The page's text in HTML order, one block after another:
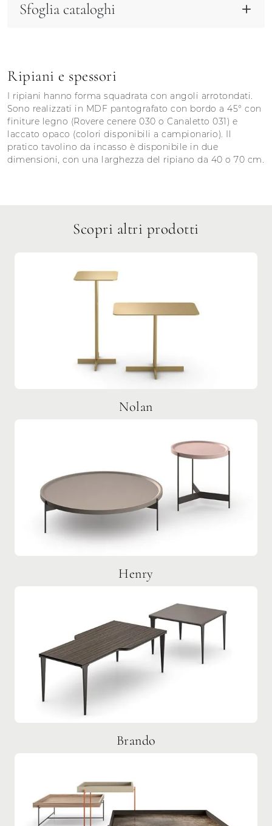
Ripiani e spessori
I ripiani hanno forma squadrata con angoli arrotondati.
Sono realizzati in MDF pantografato con bordo a 45° con
finiture legno (Rovere cenere 030 o Canaletto 031) e
laccato opaco (colori disponibili a campionario). Il
pratico tavolino da incasso è disponibile in due
dimensioni, con una larghezza del ripiano da 40 o 70 cm.
Sfoglia cataloghi
Scopri altri prodotti
Nolan
Henry
Brando